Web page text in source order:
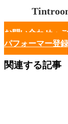
お問い合わせ・
パフォーマー登録
関連する記事